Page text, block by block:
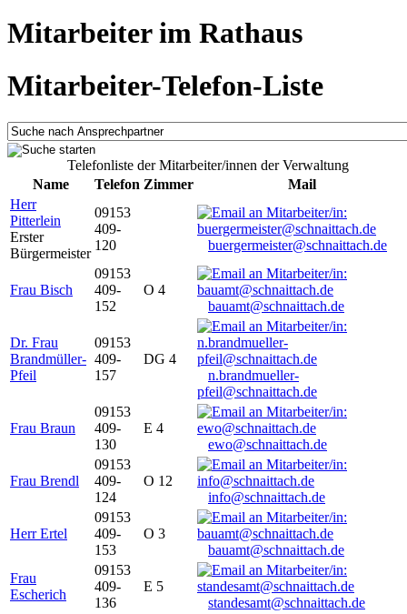
Mitarbeiter im Rathaus
Mitarbeiter-Telefon-Liste
Telefonliste der Mitarbeiter/innen der Verwaltung
Name
Telefon Zimmer
Mail
Herr
Pitterlein
Erster
Bürgermeister
09153
409-
120
buergermeister@schnaittach.de
Frau Bisch
09153
409-
152
O 4
bauamt@schnaittach.de
Dr. Frau
Brandmüller-
Pfeil
09153
409-
157
DG 4
n.brandmueller-
pfeil@schnaittach.de
Frau Braun
09153
409-
130
E 4
ewo@schnaittach.de
Frau Brendl
09153
409-
124
O 12
info@schnaittach.de
Herr Ertel
09153
409-
153
O 3
bauamt@schnaittach.de
Frau
Escherich
09153
409-
136
E 5
standesamt@schnaittach.de